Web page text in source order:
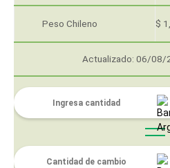
Peso Chileno $
Actualizado: 06/08/